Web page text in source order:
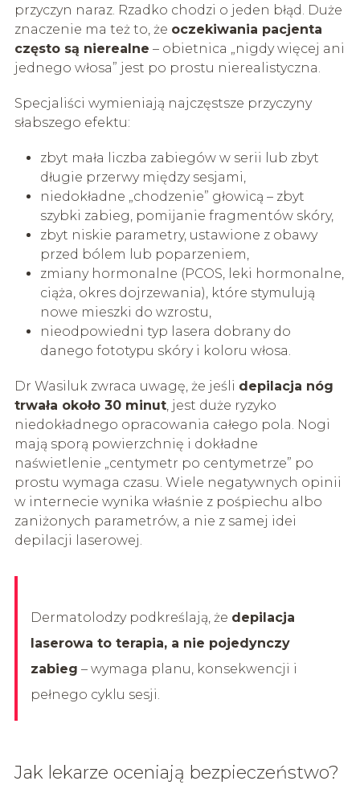
przyczyn naraz. Rzadko chodzi o jeden błąd. Duże
znaczenie ma też to, że oczekiwania pacjenta
często są nierealne – obietnica „nigdy więcej ani
jednego włosa” jest po prostu nierealistyczna.
Specjaliści wymieniają najczęstsze przyczyny
słabszego efektu:
zbyt mała liczba zabiegów w serii lub zbyt
długie przerwy między sesjami,
niedokładne „chodzenie” głowicą – zbyt
szybki zabieg, pomijanie fragmentów skóry,
zbyt niskie parametry, ustawione z obawy
przed bólem lub poparzeniem,
zmiany hormonalne (PCOS, leki hormonalne,
ciąża, okres dojrzewania), które stymulują
nowe mieszki do wzrostu,
nieodpowiedni typ lasera dobrany do
danego fototypu skóry i koloru włosa.
Dr Wasiluk zwraca uwagę, że jeśli depilacja nóg
trwała około 30 minut, jest duże ryzyko
niedokładnego opracowania całego pola. Nogi
mają sporą powierzchnię i dokładne
naświetlenie „centymetr po centymetrze” po
prostu wymaga czasu. Wiele negatywnych opinii
w internecie wynika właśnie z pośpiechu albo
zaniżonych parametrów, a nie z samej idei
depilacji laserowej.
Dermatolodzy podkreślają, że depilacja
laserowa to terapia, a nie pojedynczy
zabieg – wymaga planu, konsekwencji i
pełnego cyklu sesji.
Jak lekarze oceniają bezpieczeństwo?